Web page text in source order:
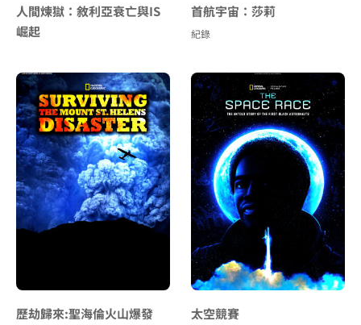
人間煉獄：敘利亞衰亡與IS
崛起
首航宇宙：莎莉
紀錄
歷劫歸來:聖海倫火山爆發 太空競賽